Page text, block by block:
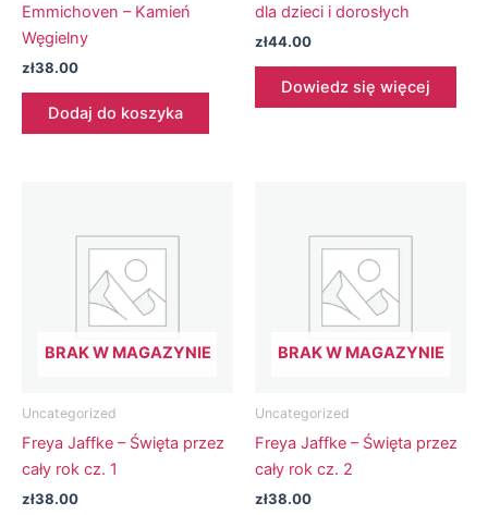
Emmichoven – Kamień
Węgielny
zł38.00
Dodaj do koszyka
dla dzieci i dorosłych
zł44.00
Dowiedz się więcej
BRAK W MAGAZYNIE
Uncategorized
Freya Jaffke – Święta przez
cały rok cz. 1
zł38.00
BRAK W MAGAZYNIE
Uncategorized
Freya Jaffke – Święta przez
cały rok cz. 2
zł38.00